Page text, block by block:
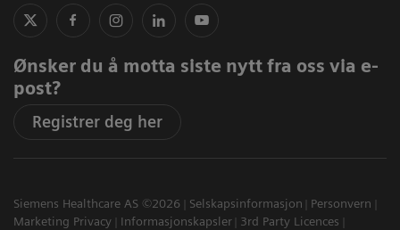
Ønsker du å motta siste nytt fra oss via e-
post?
Registrer deg her
Siemens Healthcare AS ©2026 Selskapsinformasjon
Personvern
Marketing Privacy
Informasjonskapsler
3rd Party Licences